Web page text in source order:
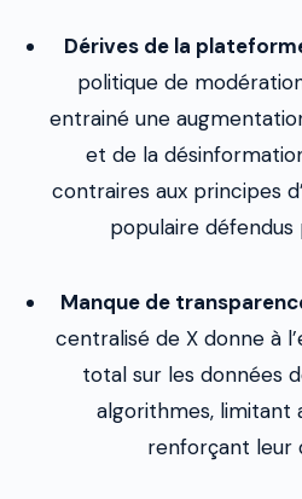
Dérives de la
politique de
entrainé une
et de la
contraires aux principes
populaire défendus
Manque de
centralisé de X donne à
total sur les données
algorithmes, limitant
renforçant leur